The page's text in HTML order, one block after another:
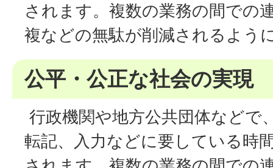
されます。複数の業務の間での
複などの無駄が削減されるよう
公平・公正な社会の実現
行政機関や地方公共団体などで
転記、入力などに要している時